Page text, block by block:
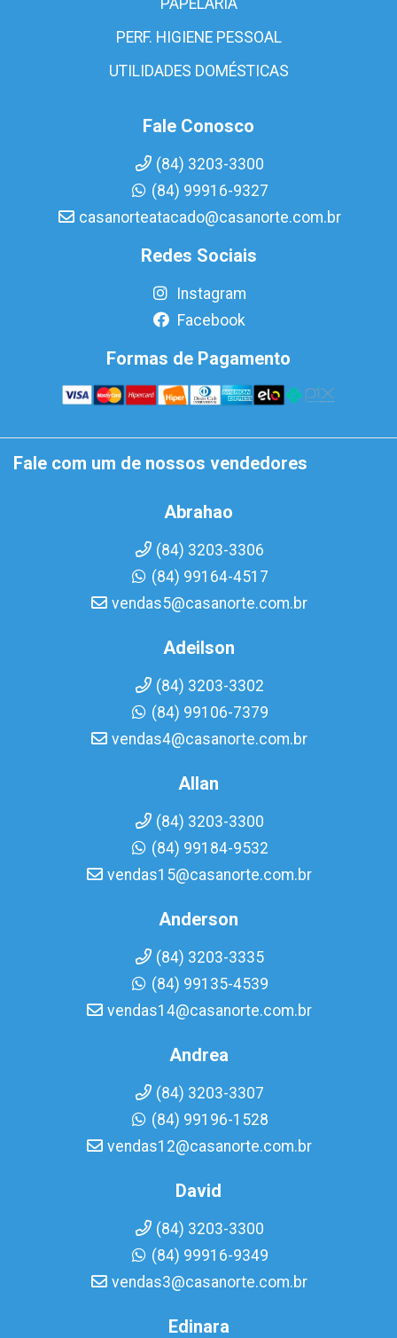
PAPELARIA
PERF. HIGIENE PESSOAL
UTILIDADES DOMÉSTICAS
Fale Conosco
(84) 3203-3300
(84) 99916-9327
casanorteatacado@casanorte.com.br
Redes Sociais
Instagram
Facebook
Formas de Pagamento
Fale com um de nossos vendedores
Abrahao
(84) 3203-3306
(84) 99164-4517
vendas5@casanorte.com.br
Adeilson
(84) 3203-3302
(84) 99106-7379
vendas4@casanorte.com.br
Allan
(84) 3203-3300
(84) 99184-9532
vendas15@casanorte.com.br
Anderson
(84) 3203-3335
(84) 99135-4539
vendas14@casanorte.com.br
Andrea
(84) 3203-3307
(84) 99196-1528
vendas12@casanorte.com.br
David
(84) 3203-3300
(84) 99916-9349
vendas3@casanorte.com.br
Edinara